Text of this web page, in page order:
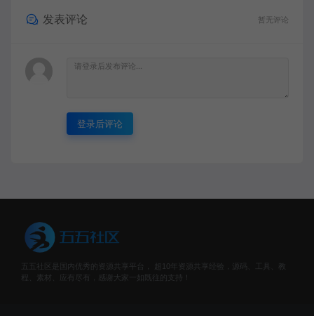
发表评论 暂无评论
登录后评论
五五社区是国内优秀的资源共享平台， 超10年资源共享经验，源码、工具、教
程、素材、应有尽有，感谢大家一如既往的支持！